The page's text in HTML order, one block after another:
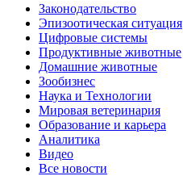
Законодательство
Эпизоотическая ситуация
Цифровые системы
Продуктивные животные
Домашние животные
Зообизнес
Наука и Технологии
Мировая ветеринария
Образование и карьера
Аналитика
Видео
Все новости